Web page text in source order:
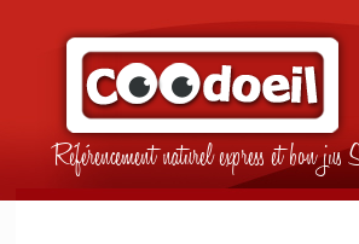
Référencement naturel express et bon